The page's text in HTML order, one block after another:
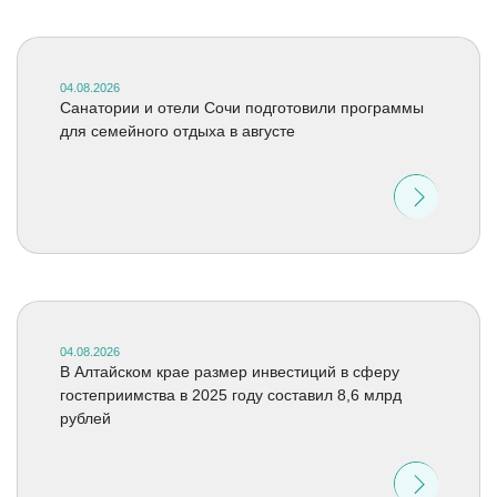
04.08.2026
Санатории и отели Сочи подготовили программы
для семейного отдыха в августе
04.08.2026
В Алтайском крае размер инвестиций в сферу
гостеприимства в 2025 году составил 8,6 млрд
рублей